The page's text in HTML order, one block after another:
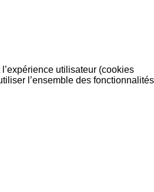
utilisateur (cookies
l’ensemble des fonctionnalités